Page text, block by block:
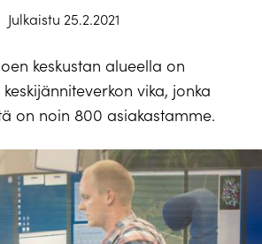
Julkaistu 25.2.2021
keskustan alueella on
vika, jonka
on noin 800 asiakastamme.